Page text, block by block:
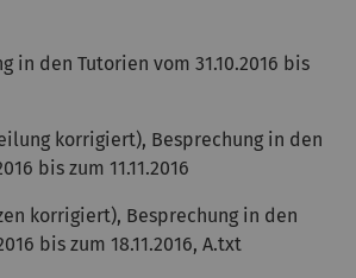
in den Tutorien vom 31.10.2016 bis
korrigiert), Besprechung in den
bis zum 11.11.2016
korrigiert), Besprechung in den
bis zum 18.11.2016, A.txt